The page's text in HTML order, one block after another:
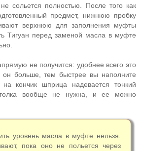
сольется полностью. После того как
предмет, нижнюю пробку
верхнюю для заполнения муфты
Тигуан перед заменой масла в муфте
не получится: удобнее всего это
больше, тем быстрее вы наполните
кончик шприца надевается тонкий
вообще не нужна, и ее можно
уровень масла в муфте нельзя.
пока оно не польется через